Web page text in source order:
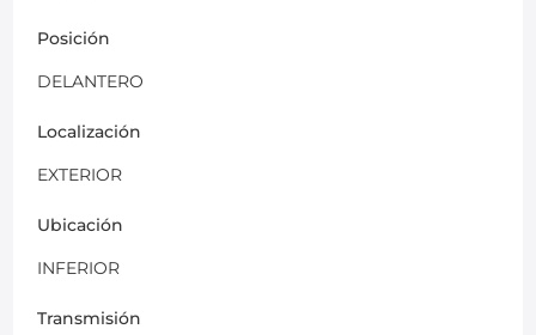
Posición
DELANTERO
Localización
EXTERIOR
Ubicación
INFERIOR
Transmisión